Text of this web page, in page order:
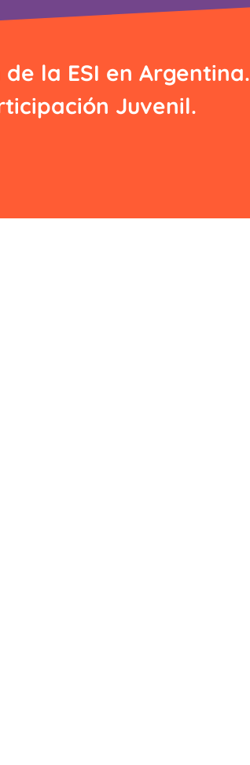
la ESI en Argentina.
Juvenil.